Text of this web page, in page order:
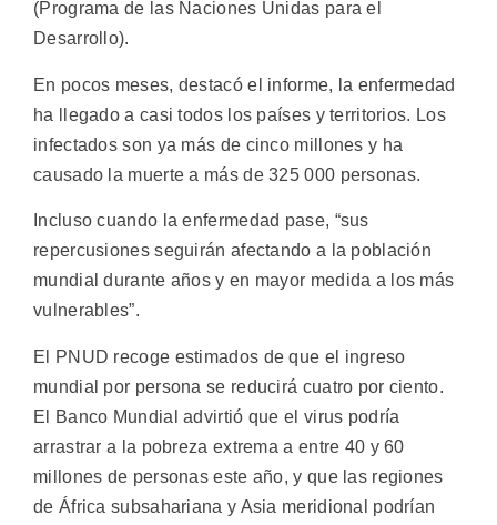
(Programa de las Naciones Unidas para el
Desarrollo).
En pocos meses, destacó el informe, la enfermedad
ha llegado a casi todos los países y territorios. Los
infectados son ya más de cinco millones y ha
causado la muerte a más de 325 000 personas.
Incluso cuando la enfermedad pase, “sus
repercusiones seguirán afectando a la población
mundial durante años y en mayor medida a los más
vulnerables”.
El PNUD recoge estimados de que el ingreso
mundial por persona se reducirá cuatro por ciento.
El Banco Mundial advirtió que el virus podría
arrastrar a la pobreza extrema a entre 40 y 60
millones de personas este año, y que las regiones
de África subsahariana y Asia meridional podrían